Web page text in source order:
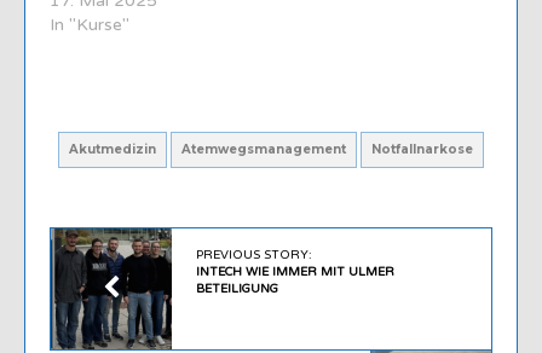
In "Kurse"
Akutmedizin Atemwegsmanagement Notfallnarkose
PREVIOUS STORY:
INTECH WIE IMMER MIT ULMER
BETEILIGUNG